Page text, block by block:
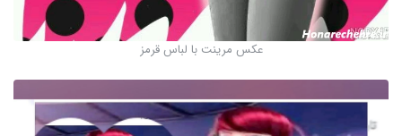
عکس مرینت با لباس قرمز